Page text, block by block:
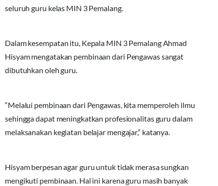
seluruh guru kelas MIN 3 Pemalang.
Dalam kesempatan itu, Kepala MIN 3 Pemalang Ahmad
Hisyam mengatakan pembinaan dari Pengawas sangat
dibutuhkan oleh guru.
“Melalui pembinaan dari Pengawas, kita memperoleh ilmu
sehingga dapat meningkatkan profesionalitas guru dalam
melaksanakan kegiatan belajar mengajar,” katanya.
Hisyam berpesan agar guru untuk tidak merasa sungkan
mengikuti pembinaan. Hal ini karena guru masih banyak